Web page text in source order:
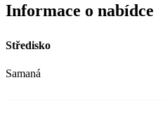
Informace o nabídce
Středisko
Samaná